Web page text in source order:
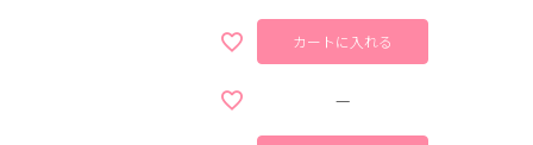
カートに入れる
—